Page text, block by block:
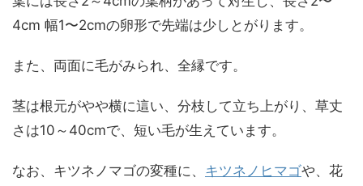
4cm 幅1〜2cmの卵形で先端は少しとがります。
また、両面に毛がみられ、全縁です。
茎は根元がやや横に這い、分枝して立ち上がり、草丈
さは10～40cmで、短い毛が生えています。
なお、キツネノマゴの変種に、 キツネノヒマゴや、花